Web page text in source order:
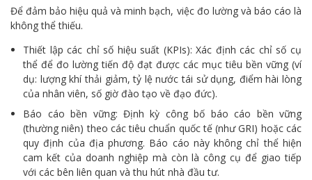
Để đảm bảo hiệu quả và minh bạch, việc đo lường và báo cáo là
không thể thiếu.
Thiết lập các chỉ số hiệu suất (KPIs): Xác định các chỉ số cụ
thể để đo lường tiến độ đạt được các mục tiêu bền vững (ví
dụ: lượng khí thải giảm, tỷ lệ nước tái sử dụng, điểm hài lòng
của nhân viên, số giờ đào tạo về đạo đức).
Báo cáo bền vững: Định kỳ công bố báo cáo bền vững
(thường niên) theo các tiêu chuẩn quốc tế (như GRI) hoặc các
quy định của địa phương. Báo cáo này không chỉ thể hiện
cam kết của doanh nghiệp mà còn là công cụ để giao tiếp
với các bên liên quan và thu hút nhà đầu tư.